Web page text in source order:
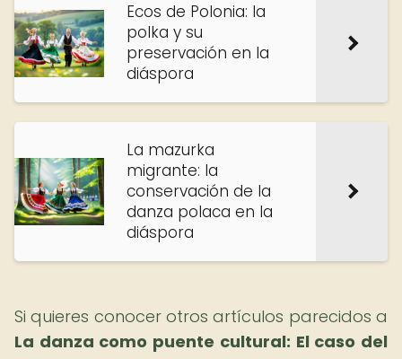
Ecos de Polonia: la
polka y su
preservación en la
diáspora
La mazurka
migrante: la
conservación de la
danza polaca en la
diáspora
Si quieres conocer otros artículos parecidos a
La danza como puente cultural: El caso del